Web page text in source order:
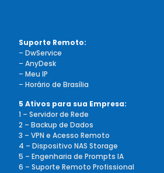
Suporte Remoto:
–DwService
–AnyDesk
–Meu IP
–Horário de Brasília
5 Ativos para sua Empresa:
1 – Servidor de Rede
2 – Backup de Dados
3 – VPN e Acesso Remoto
4 – Dispositivo NAS Storage
5 – Engenharia de Prompts IA
6 – Suporte Remoto Profissional